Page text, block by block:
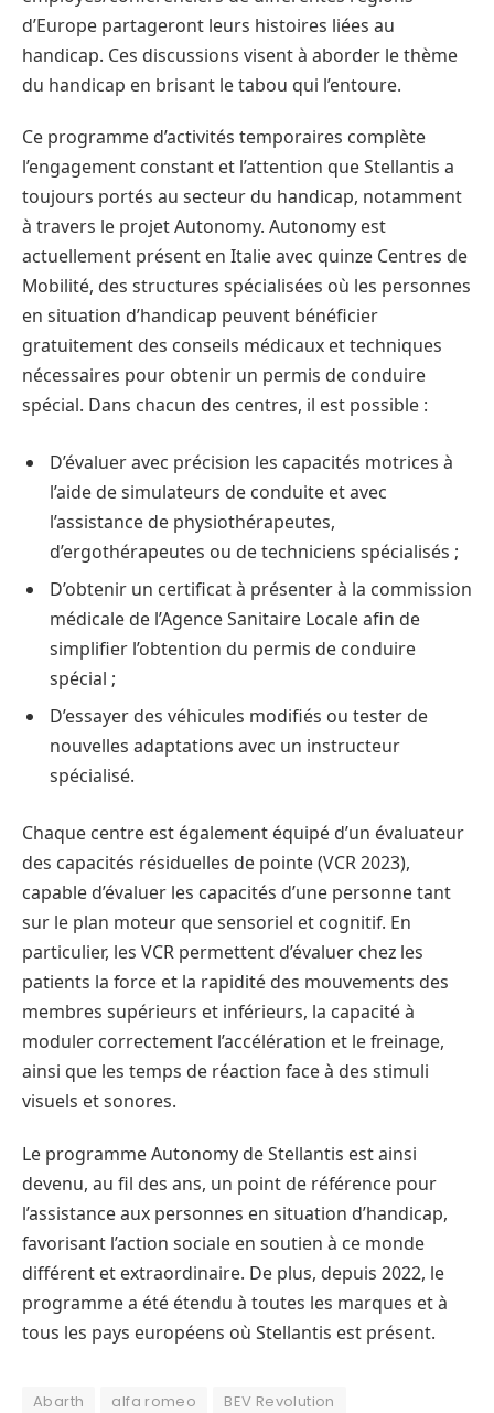
d’Europe partageront leurs histoires liées au
handicap. Ces discussions visent à aborder le thème
du handicap en brisant le tabou qui l’entoure.
Ce programme d’activités temporaires complète
l’engagement constant et l’attention que Stellantis a
toujours portés au secteur du handicap, notamment
à travers le projet Autonomy. Autonomy est
actuellement présent en Italie avec quinze Centres de
Mobilité, des structures spécialisées où les personnes
en situation d’handicap peuvent bénéficier
gratuitement des conseils médicaux et techniques
nécessaires pour obtenir un permis de conduire
spécial. Dans chacun des centres, il est possible :
D’évaluer avec précision les capacités motrices à
l’aide de simulateurs de conduite et avec
l’assistance de physiothérapeutes,
d’ergothérapeutes ou de techniciens spécialisés ;
D’obtenir un certificat à présenter à la commission
médicale de l’Agence Sanitaire Locale afin de
simplifier l’obtention du permis de conduire
spécial ;
D’essayer des véhicules modifiés ou tester de
nouvelles adaptations avec un instructeur
spécialisé.
Chaque centre est également équipé d’un évaluateur
des capacités résiduelles de pointe (VCR 2023),
capable d’évaluer les capacités d’une personne tant
sur le plan moteur que sensoriel et cognitif. En
particulier, les VCR permettent d’évaluer chez les
patients la force et la rapidité des mouvements des
membres supérieurs et inférieurs, la capacité à
moduler correctement l’accélération et le freinage,
ainsi que les temps de réaction face à des stimuli
visuels et sonores.
Le programme Autonomy de Stellantis est ainsi
devenu, au fil des ans, un point de référence pour
l’assistance aux personnes en situation d’handicap,
favorisant l’action sociale en soutien à ce monde
différent et extraordinaire. De plus, depuis 2022, le
programme a été étendu à toutes les marques et à
tous les pays européens où Stellantis est présent.
Abarth alfa romeo
BEV Revolution